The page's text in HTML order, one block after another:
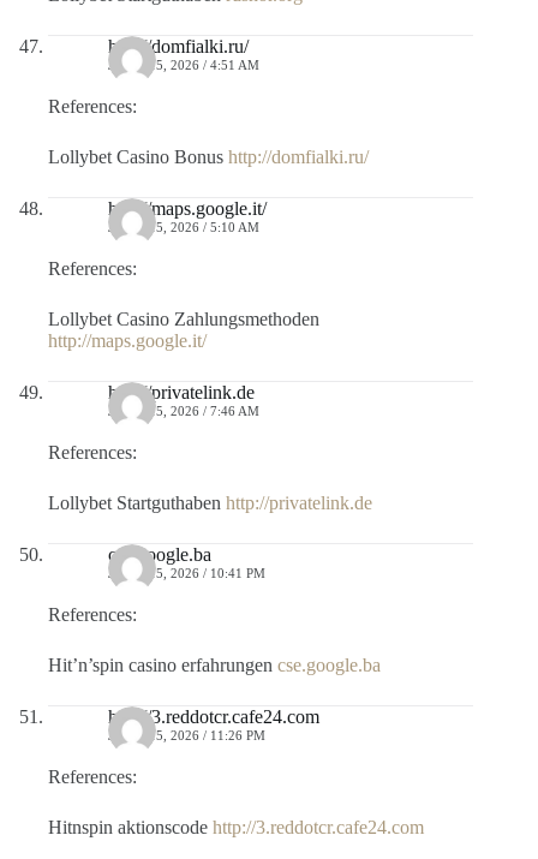
http://domfialki.ru/
JULIO 15, 2026 / 4:51 AM
References:
Lollybet Casino Bonus http://domfialki.ru/
http://maps.google.it/
JULIO 15, 2026 / 5:10 AM
References:
Lollybet Casino Zahlungsmethoden
http://maps.google.it/
http://privatelink.de
JULIO 15, 2026 / 7:46 AM
References:
Lollybet Startguthaben http://privatelink.de
cse.google.ba
JULIO 15, 2026 / 10:41 PM
References:
Hit’n’spin casino erfahrungen cse.google.ba
http://3.reddotcr.cafe24.com
JULIO 15, 2026 / 11:26 PM
References:
Hitnspin aktionscode http://3.reddotcr.cafe24.com